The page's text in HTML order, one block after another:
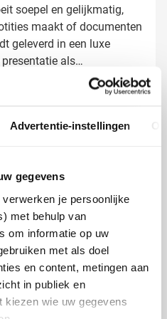
Advertentie-instellingen
gegevens
verwerken je persoonlijke
met behulp van
om informatie op uw
met als doel
en content, metingen aan
in publiek en
kiezen wie uw gegevens
soepel en gelijkmatig,
maakt of documenten
geleverd in een luxe
als
maakt.
laten bedrukken met
maken we van
in één of meerdere
tekst of slogan
voor een persoonlijke
van je bedrukte
op de Parker Vector